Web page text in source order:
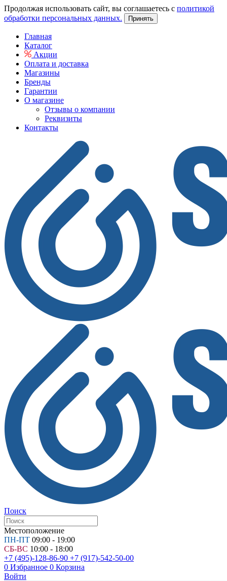
Продолжая использовать сайт, вы соглашаетесь с политикой
обработки персональных данных.
Принять
Главная
Каталог
Акции
Оплата и доставка
Магазины
Бренды
Гарантии
О магазине
Отзывы о компании
Реквизиты
Контакты
Поиск
Местоположение
ПН-ПТ 09:00 - 19:00
СБ-ВС 10:00 - 18:00
+7 (495)-128-86-90 +7 (917)-542-50-00
0 Избранное 0 Корзина
Войти